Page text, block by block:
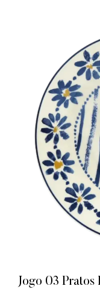
Jogo 03 Pratos